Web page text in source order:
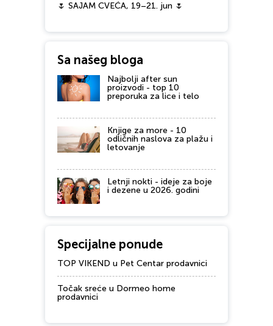
🌷 SAJAM CVEĆA, 19–21. jun 🌷
Sa našeg bloga
Najbolji after sun
proizvodi - top 10
preporuka za lice i telo
Knjige za more - 10
odličnih naslova za plažu i
letovanje
Letnji nokti - ideje za boje
i dezene u 2026. godini
Specijalne ponude
TOP VIKEND u Pet Centar prodavnici
Točak sreće u Dormeo home
prodavnici